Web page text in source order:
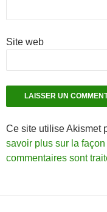
Site web
Ce site utilise Akismet
savoir plus sur la
commentaires sont